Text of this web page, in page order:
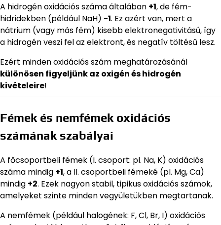
A hidrogén oxidációs száma általában +1, de fém-
hidridekben (például NaH) −1. Ez azért van, mert a
nátrium (vagy más fém) kisebb elektronegativitású, így
a hidrogén veszi fel az elektront, és negatív töltésű lesz.
Ezért minden oxidációs szám meghatározásánál
különösen figyeljünk az oxigén és hidrogén
kivételeire!
Fémek és nemfémek oxidációs
számának szabályai
A főcsoportbeli fémek (I. csoport: pl. Na, K) oxidációs
száma mindig +1, a II. csoportbeli fémeké (pl. Mg, Ca)
mindig +2. Ezek nagyon stabil, tipikus oxidációs számok,
amelyeket szinte minden vegyületükben megtartanak.
A nemfémek (például halogének: F, Cl, Br, I) oxidációs